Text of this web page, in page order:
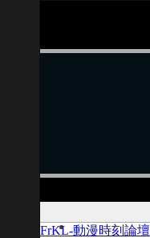
FrKL-動漫時刻論壇